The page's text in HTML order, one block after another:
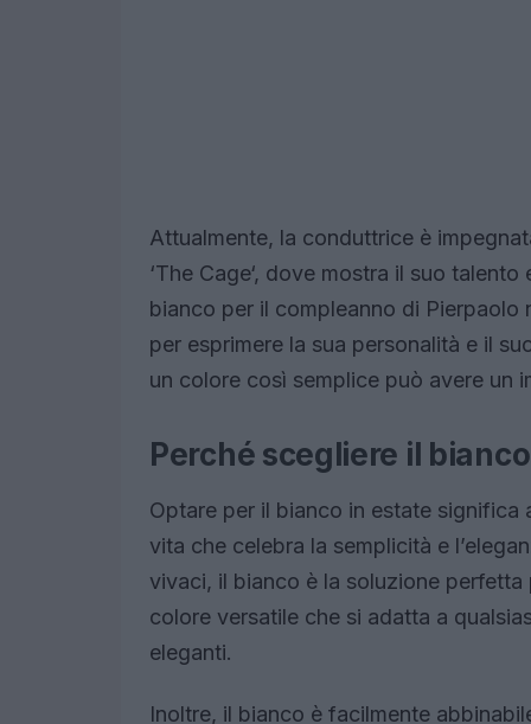
Attualmente, la conduttrice è
‘The Cage‘, dove mostra il suo
bianco per il compleanno di Pierpaolo
per esprimere la sua personalità e il
un colore così semplice può avere un
Perché scegliere il
Optare per il bianco in estate
vita che celebra la semplicità e
vivaci, il bianco è la soluzione
colore versatile che si adatta a
eleganti.
Inoltre, il bianco è facilmente